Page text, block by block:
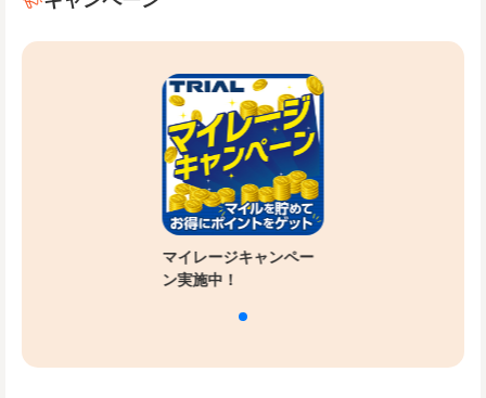
マイレージキャンペー
ン実施中！